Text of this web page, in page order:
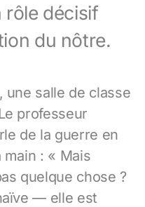
rôle décisif
du nôtre.
une salle de classe
professeur
de la guerre en
: « Mais
quelque chose ?
— elle est